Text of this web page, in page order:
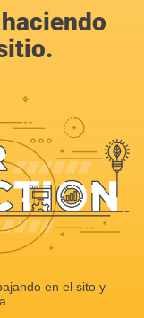
en el sito y